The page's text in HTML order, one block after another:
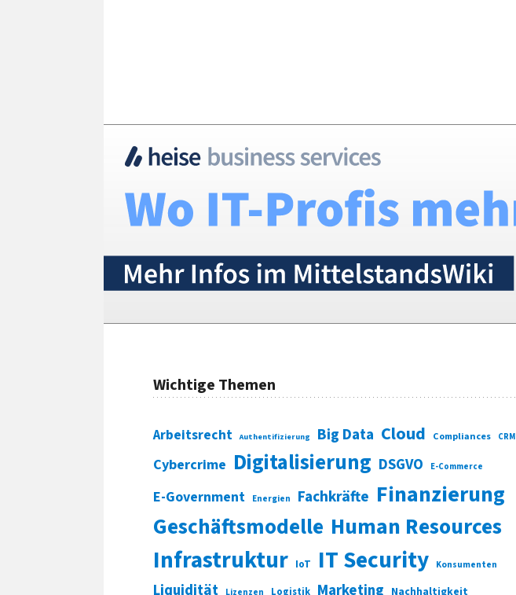
Wichtige Themen
Arbeitsrecht Authentifizierung Big Data Cloud Compliances CRM
Cybercrime Digitalisierung DSGVO E-Commerce
E-Government Energien Fachkräfte Finanzierung
Geschäftsmodelle Human Resources
Infrastruktur IoT IT Security Konsumenten
Lizenzen Logistik